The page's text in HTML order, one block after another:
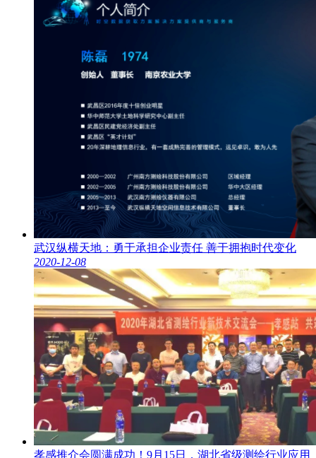
武汉纵横天地：勇于承担企业责任 善于拥抱时代变化
2020-12-08
孝感推介会圆满成功！9月15日，湖北省级测绘行业应用